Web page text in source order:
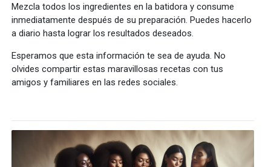
Mezcla todos los ingredientes en la batidora y consume
inmediatamente después de su preparación. Puedes hacerlo
a diario hasta lograr los resultados deseados.
Esperamos que esta información te sea de ayuda. No
olvides compartir estas maravillosas recetas con tus
amigos y familiares en las redes sociales.